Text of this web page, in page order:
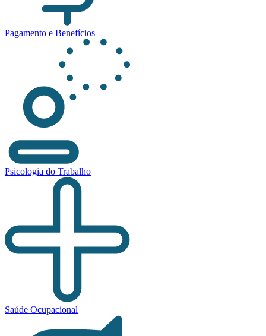
Pagamento e Benefícios
Psicologia do Trabalho
Saúde Ocupacional